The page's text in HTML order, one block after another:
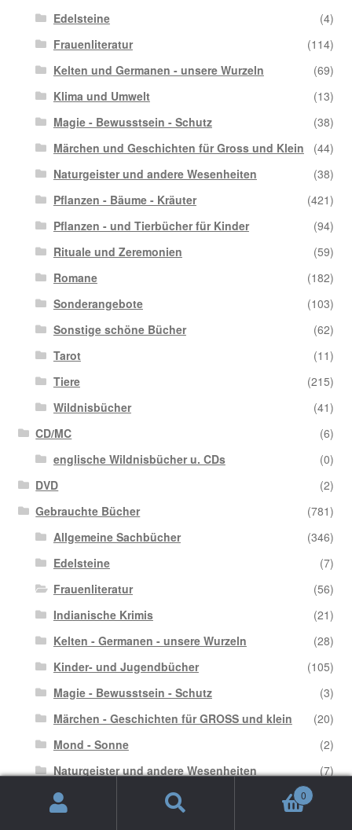
Edelsteine
(4)
Frauenliteratur
(114)
Kelten und Germanen - unsere Wurzeln
(69)
Klima und Umwelt
(13)
Magie - Bewusstsein - Schutz
(38)
Märchen und Geschichten für Gross und Klein
(44)
Naturgeister und andere Wesenheiten
(38)
Pflanzen - Bäume - Kräuter
(421)
Pflanzen - und Tierbücher für Kinder
(94)
Rituale und Zeremonien
(59)
Romane
(182)
Sonderangebote
(103)
Sonstige schöne Bücher
(62)
Tarot
(11)
Tiere
(215)
Wildnisbücher
(41)
CD/MC
(6)
englische Wildnisbücher u. CDs
(0)
DVD
(2)
Gebrauchte Bücher
(781)
Allgemeine Sachbücher
(346)
Edelsteine
(7)
Frauenliteratur
(56)
Indianische Krimis
(21)
Kelten - Germanen - unsere Wurzeln
(28)
Kinder- und Jugendbücher
(105)
Magie - Bewusstsein - Schutz
(3)
Märchen - Geschichten für GROSS und klein
(20)
Mond - Sonne
(2)
Naturgeister und andere Wesenheiten
(7)
Pflanzen- Bäume - Kräuter
Suchen
0